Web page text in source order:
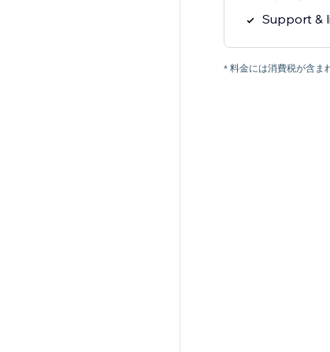
Support &
* 料金には消費税が含ま